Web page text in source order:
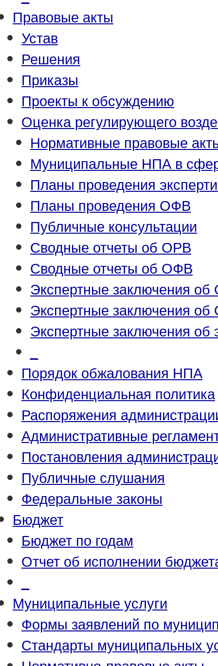
Правовые акты
Устав
Решения
Приказы
Проекты к обсуждению
Оценка регулирующего
Нормативные правовые
Муниципальные НПА в
Планы проведения
Планы проведения ОФВ
Публичные консультации
Сводные отчеты об ОРВ
Сводные отчеты об ОФВ
Экспертные заключения
Экспертные заключения
Экспертные заключения об
Порядок обжалования НПА
Конфиденциальная политика
Распоряжения
Административные
Постановления
Публичные слушания
Федеральные законы
Бюджет
Бюджет по годам
Отчет об исполнении
Муниципальные услуги
Формы заявлений по
Стандарты муниципальных